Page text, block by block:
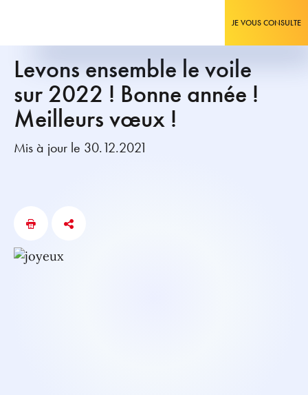
JE VOUS CONSULTE
Levons ensemble le voile
sur 2022 ! Bonne année !
Meilleurs vœux !
Mis à jour le 30.12.2021